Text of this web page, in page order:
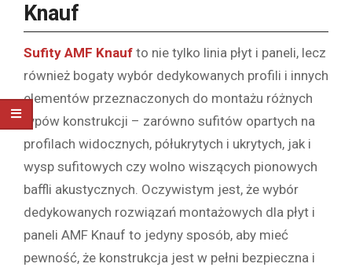
Knauf
Sufity AMF Knauf to nie tylko linia płyt i paneli, lecz
również bogaty wybór dedykowanych profili i innych
elementów przeznaczonych do montażu różnych
typów konstrukcji – zarówno sufitów opartych na
profilach widocznych, półukrytych i ukrytych, jak i
wysp sufitowych czy wolno wiszących pionowych
baffli akustycznych. Oczywistym jest, że wybór
dedykowanych rozwiązań montażowych dla płyt i
paneli AMF Knauf to jedyny sposób, aby mieć
pewność, że konstrukcja jest w pełni bezpieczna i